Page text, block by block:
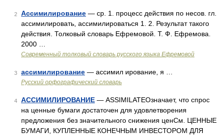
2 Ассимилирование — ср. 1. процесс действия по несов. гл.
ассимилировать, ассимилироваться 1. 2. Результат такого
действия. Толковый словарь Ефремовой. Т. Ф. Ефремова.
2000 …
Современный толковый словарь русского языка Ефремовой
3 ассимилирование — ассимил ирование, я …
Русский орфографический словарь
4 АССИМИЛИРОВАНИЕ — ASSIMILATEОзначает, что спрос
на ценные бумаги достаточен для удовлетворения
предложения без значительного снижения ценСм. ЦЕННЫЕ
БУМАГИ, КУПЛЕННЫЕ КОНЕЧНЫМ ИНВЕСТОРОМ ДЛЯ